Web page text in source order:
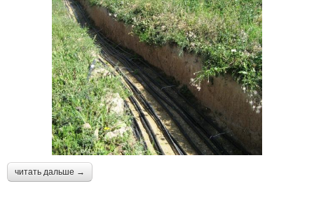
читать дальше →